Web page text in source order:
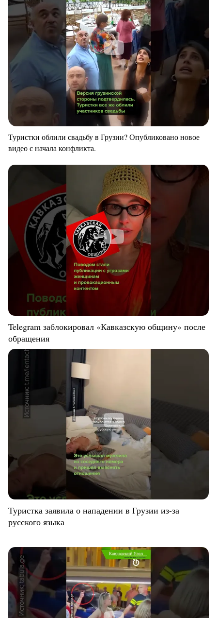
Туристки облили свадьбу в Грузии? Опубликовано новое
видео с начала конфликта.
Telegram заблокировал «Кавказскую общину» после
обращения
Туристка заявила о нападении в Грузии из-за
русского языка